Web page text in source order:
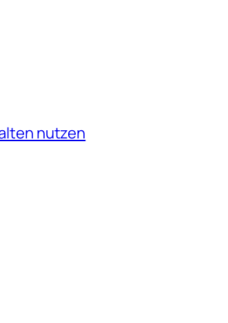
nutzen